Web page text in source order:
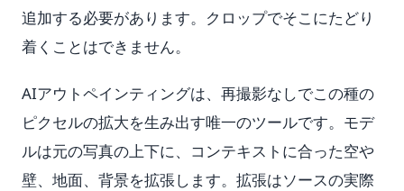
追加する必要があります。クロップでそこにたどり
着くことはできません。
AIアウトペインティングは、再撮影なしでこの種の
ピクセルの拡大を生み出す唯一のツールです。モデ
ルは元の写真の上下に、コンテキストに合った空や
壁、地面、背景を拡張します。拡張はソースの実際